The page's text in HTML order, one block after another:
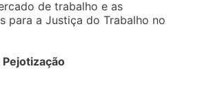
de trabalho e as
para a Justiça do Trabalho no